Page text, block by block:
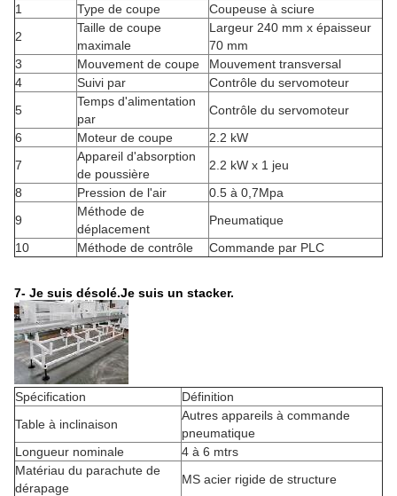
1
Type de coupe
Coupeuse à sciure
2
Taille de coupe
maximale
Largeur 240 mm x épaisseur
70 mm
3
Mouvement de coupe
Mouvement transversal
4
Suivi par
Contrôle du servomoteur
5
Temps d'alimentation
par
Contrôle du servomoteur
6
Moteur de coupe
2.2 kW
7
Appareil d'absorption
de poussière
2.2 kW x 1 jeu
8
Pression de l'air
0.5 à 0,7Mpa
9
Méthode de
déplacement
Pneumatique
10
Méthode de contrôle Commande par PLC
7- Je suis désolé.Je suis un stacker.
Spécification
Définition
Table à inclinaison
Autres appareils à commande
pneumatique
Longueur nominale
4 à 6 mtrs
Matériau du parachute de
dérapage
MS acier rigide de structure